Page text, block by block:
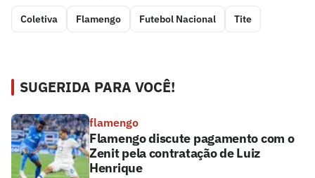
Coletiva Flamengo Futebol Nacional Tite
SUGERIDA PARA VOCÊ!
flamengo
Flamengo discute pagamento com o
Zenit pela contratação de Luiz
Henrique